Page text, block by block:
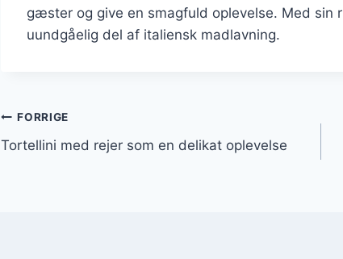
gæster og give en smagfuld oplevelse. Med sin
uundgåelig del af italiensk madlavning.
Indlægsnavigation
FORRIGE
Tortellini med rejer som en delikat oplevelse